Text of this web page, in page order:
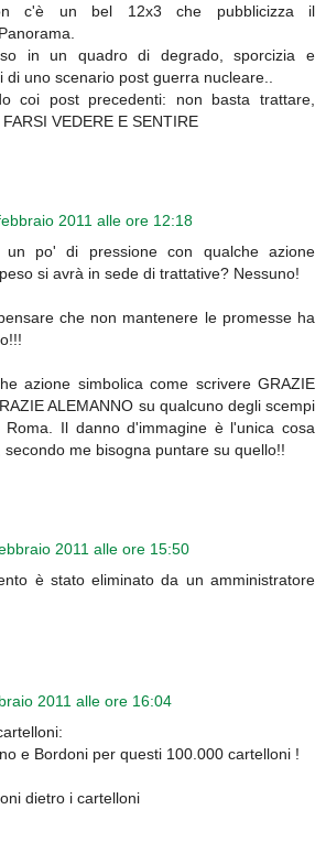
c'è un bel 12x3 che pubblicizza il
in un quadro di degrado, sporcizia e
di uno scenario post guerra nucleare..
coi post precedenti: non basta trattare,
VEDERE E SENTIRE
2011 alle ore 12:18
po' di pressione con qualche azione
si avrà in sede di trattative? Nessuno!
che non mantenere le promesse ha
azione simbolica come scrivere GRAZIE
ALEMANNO su qualcuno degli scempi
Roma. Il danno d'immagine è l'unica cosa
secondo me bisogna puntare su quello!!
2011 alle ore 15:50
è stato eliminato da un amministratore
2011 alle ore 16:04
e Bordoni per questi 100.000 cartelloni !
dietro i cartelloni